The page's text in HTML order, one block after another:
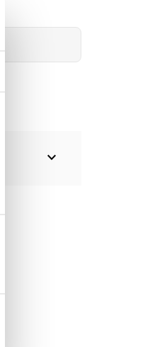
expand_more